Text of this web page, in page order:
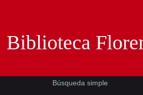
Biblioteca
Búsqueda simple